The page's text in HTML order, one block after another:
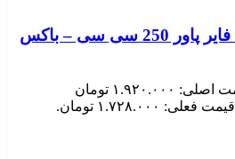
نوشیدنی انرژی زا فایر پاور 250 سی سی – باکس
قیمت اصلی: ۱.۹۲۰.۰۰۰ تومان
قیمت فعلی: ۱.۷۲۸.۰۰۰ تومان.